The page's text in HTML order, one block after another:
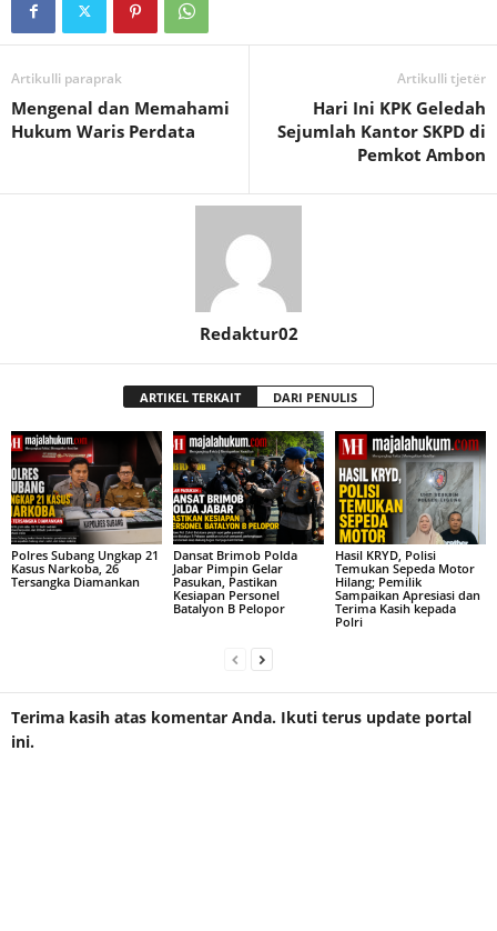
Artikulli paraprak
Mengenal dan Memahami
Hukum Waris Perdata
Artikulli tjetër
Hari Ini KPK Geledah
Sejumlah Kantor SKPD di
Pemkot Ambon
Redaktur02
ARTIKEL TERKAIT DARI PENULIS
Polres Subang Ungkap 21
Kasus Narkoba, 26
Tersangka Diamankan
Dansat Brimob Polda
Jabar Pimpin Gelar
Pasukan, Pastikan
Kesiapan Personel
Batalyon B Pelopor
Hasil KRYD, Polisi
Temukan Sepeda Motor
Hilang; Pemilik
Sampaikan Apresiasi dan
Terima Kasih kepada
Polri
Terima kasih atas komentar Anda. Ikuti terus update portal
ini.